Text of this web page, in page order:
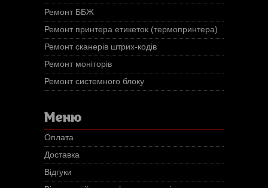
Ремонт ББЖ
Ремонт принтера етикеток (термопринтера)
Ремонт сканерів штрих-кодів
Ремонт моніторів
Ремонт системного блоку
Меню
Оплата
Доставка
Відгуки